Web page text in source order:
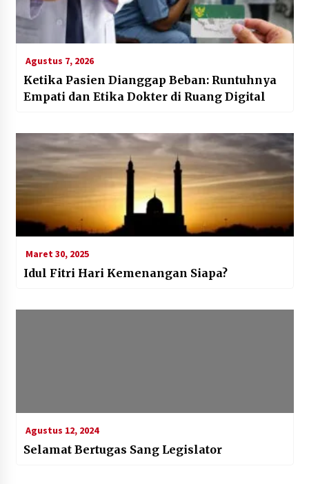
Agustus 7, 2026
Ketika Pasien Dianggap Beban: Runtuhnya
Empati dan Etika Dokter di Ruang Digital
Maret 30, 2025
Idul Fitri Hari Kemenangan Siapa?
Agustus 12, 2024
Selamat Bertugas Sang Legislator